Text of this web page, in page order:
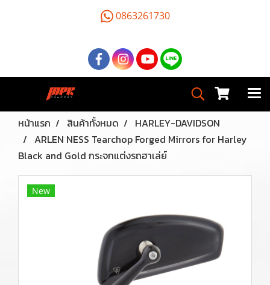
0863261730
หน้าแรก สินค้าทั้งหมด
HARLEY-DAVIDSON
ARLEN NESS Tearchop Forged Mirrors for Harley
Black and Gold กระจกแต่งรถฮาเล่ย์
New